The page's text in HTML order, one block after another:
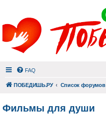
FAQ
ПОБЕДИШЬ.РУ Список форумов
Фильмы для души